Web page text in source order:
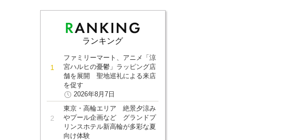
ランキング
ファミリーマート、アニメ「涼
宮ハルヒの憂鬱」ラッピング店
舗を展開 聖地巡礼による来店
を促す
2026年8月7日
東京・高輪エリア 絶景夕涼み
やプール企画など グランドプ
リンスホテル新高輪が多彩な夏
向け体験